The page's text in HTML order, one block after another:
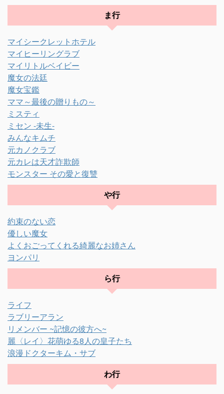
ま行
マイシークレットホテル
マイヒーリングラブ
マイリトルベイビー
魔女の法廷
魔女宝鑑
ママ～最後の贈りもの～
ミスティ
ミセン -未生-
みんなキムチ
元カノクラブ
元カレは天才詐欺師
モンスター その愛と復讐
や行
約束のない恋
優しい魔女
よくおごってくれる綺麗なお姉さん
ヨンパリ
ら行
ライフ
ラブリーアラン
リメンバー ~記憶の彼方へ~
麗〈レイ〉花萌ゆる8人の皇子たち
浪漫ドクターキム・サブ
わ行